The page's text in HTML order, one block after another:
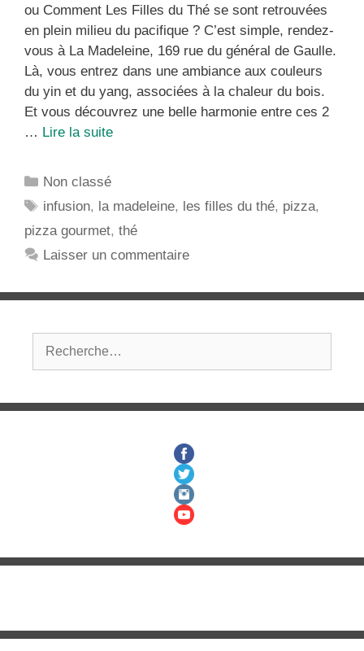
ou Comment Les Filles du Thé se sont retrouvées
en plein milieu du pacifique ? C’est simple, rendez-
vous à La Madeleine, 169 rue du général de Gaulle.
Là, vous entrez dans une ambiance aux couleurs
du yin et du yang, associées à la chaleur du bois.
Et vous découvrez une belle harmonie entre ces 2
… Lire la suiteComment
du
monde
en
?
Catégories
Non classé
Étiquettes
infusion, la madeleine, les filles du thé, pizza,
pizza gourmet, thé
Laisser un commentaire